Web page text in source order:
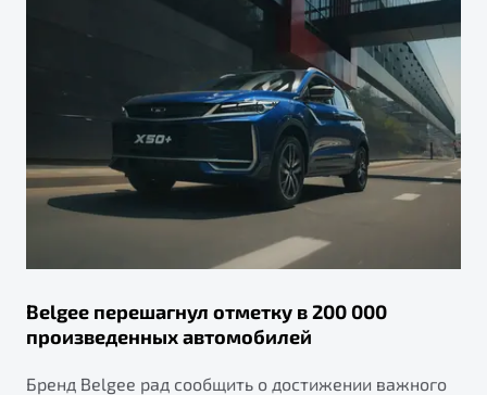
Belgee перешагнул отметку в 200 000
произведенных автомобилей
Бренд Belgee рад сообщить о достижении важного